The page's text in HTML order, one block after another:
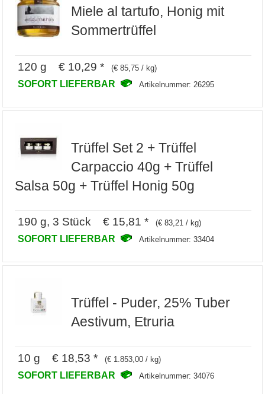
Miele al tartufo, Honig mit
Sommertrüffel
120 g € 10,29 * (€ 85,75 / kg)
SOFORT LIEFERBAR Artikelnummer: 26295
Trüffel Set 2 + Trüffel
Carpaccio 40g + Trüffel
Salsa 50g + Trüffel Honig 50g
190 g, 3 Stück € 15,81 * (€ 83,21 / kg)
SOFORT LIEFERBAR Artikelnummer: 33404
Trüffel - Puder, 25% Tuber
Aestivum, Etruria
10 g € 18,53 * (€ 1.853,00 / kg)
SOFORT LIEFERBAR Artikelnummer: 34076